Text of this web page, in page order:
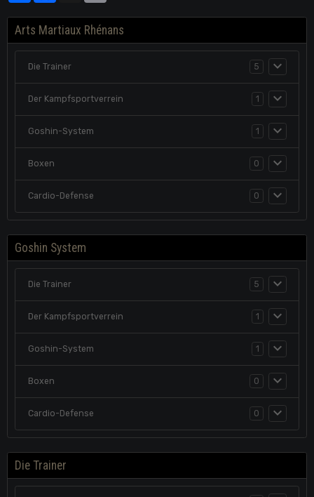
Arts Martiaux Rhénans
Die Trainer 5
Der Kampfsportverrein 1
Goshin-System 1
Boxen 0
Cardio-Defense 0
Goshin System
Die Trainer 5
Der Kampfsportverrein 1
Goshin-System 1
Boxen 0
Cardio-Defense 0
Die Trainer